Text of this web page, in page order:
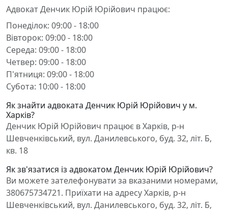
Адвокат Денчик Юрій Юрійович працює:
Понеділок: 09:00 - 18:00
Вівторок: 09:00 - 18:00
Середа: 09:00 - 18:00
Четвер: 09:00 - 18:00
П'ятниця: 09:00 - 18:00
Субота: 10:00 - 18:00
Як знайти адвоката Денчик Юрій Юрійович у м.
Харків?
Денчик Юрій Юрійович працює в Харків, р-н
Шевченківський, вул. Данилевського, буд. 32, літ. Б,
кв. 18
Як зв'язатися із адвокатом Денчик Юрій Юрійович?
Ви можете зателефонувати за вказаними номерами,
380675734721. Приїхати на адресу Харків, р-н
Шевченківський, вул. Данилевського, буд. 32, літ. Б,